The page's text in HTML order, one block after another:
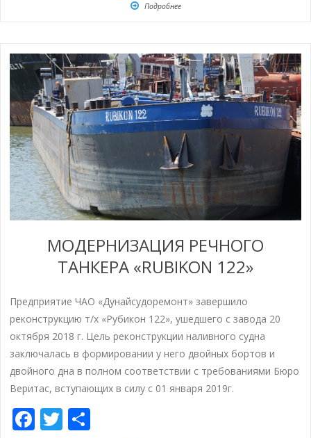
Подробнее
МОДЕРНИЗАЦИЯ РЕЧНОГО
ТАНКЕРА «RUBIKON 122»
Предприятие ЧАО «Дунайсудоремонт» завершило
реконструкцию т/х «Рубикон 122», ушедшего с завода 20
октября 2018 г. Цель реконструкции наливного судна
заключалась в формировании у него двойных бортов и
двойного дна в полном соответствии с требованиями Бюро
Веритас, вступающих в силу с 01 января 2019г.
Facebook
Twitter